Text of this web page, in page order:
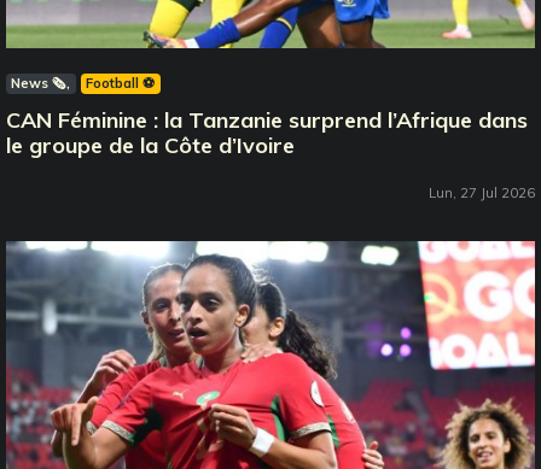
News 🗞️ Football ⚽️
CAN Féminine : la Tanzanie surprend l’Afrique dans
le groupe de la Côte d’Ivoire
Lun, 27 Jul 2026